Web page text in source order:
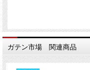
ガテン市場 関連商品